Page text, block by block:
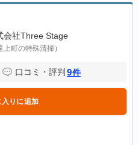
会社Three Stage
上町の特殊清掃）
口コミ・評判 9件
りに追加